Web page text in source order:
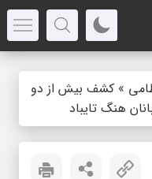
» کشف بیش از دو
هنگ تایباد